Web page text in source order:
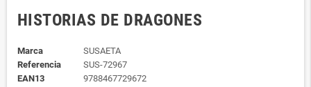
HISTORIAS DE DRAGONES
Marca
SUSAETA
Referencia
SUS-72967
EAN13
9788467729672